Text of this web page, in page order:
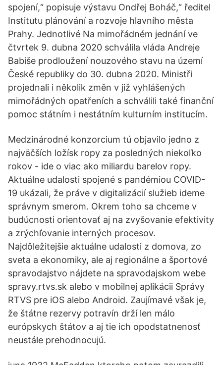
spojení,“ popisuje výstavu Ondřej Boháč,“ ředitel
Institutu plánování a rozvoje hlavního města
Prahy. Jednotlivé Na mimořádném jednání ve
čtvrtek 9. dubna 2020 schválila vláda Andreje
Babiše prodloužení nouzového stavu na území
České republiky do 30. dubna 2020. Ministři
projednali i několik změn v již vyhlášených
mimořádných opatřeních a schválili také finanční
pomoc státním i nestátním kulturním institucím.
Medzinárodné konzorcium tú objavilo jedno z
najväčších ložísk ropy za posledných niekoľko
rokov - ide o viac ako miliardu barelov ropy.
Aktuálne udalosti spojené s pandémiou COVID-
19 ukázali, že práve v digitalizácií služieb ideme
správnym smerom. Okrem toho sa chceme v
budúcnosti orientovať aj na zvyšovanie efektivity
a zrýchľovanie interných procesov.
Najdôležitejšie aktuálne udalosti z domova, zo
sveta a ekonomiky, ale aj regionálne a športové
spravodajstvo nájdete na spravodajskom webe
spravy.rtvs.sk alebo v mobilnej aplikácii Správy
RTVS pre iOS alebo Android. Zaujímavé však je,
že štátne rezervy potravín drží len málo
európskych štátov a aj tie ich opodstatnenosť
neustále prehodnocujú.